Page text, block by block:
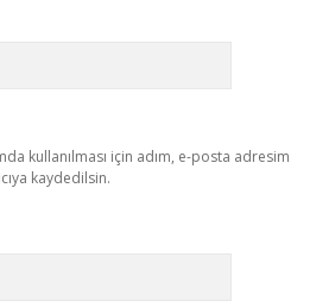
kullanılması için adım, e-posta adresim
kaydedilsin.